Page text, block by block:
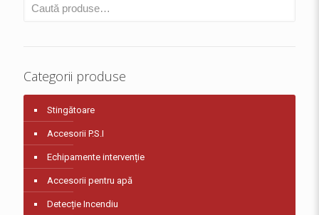
Categorii produse
Stingătoare
Accesorii P.S.I
Echipamente intervenție
Accesorii pentru apă
Detecție Incendiu